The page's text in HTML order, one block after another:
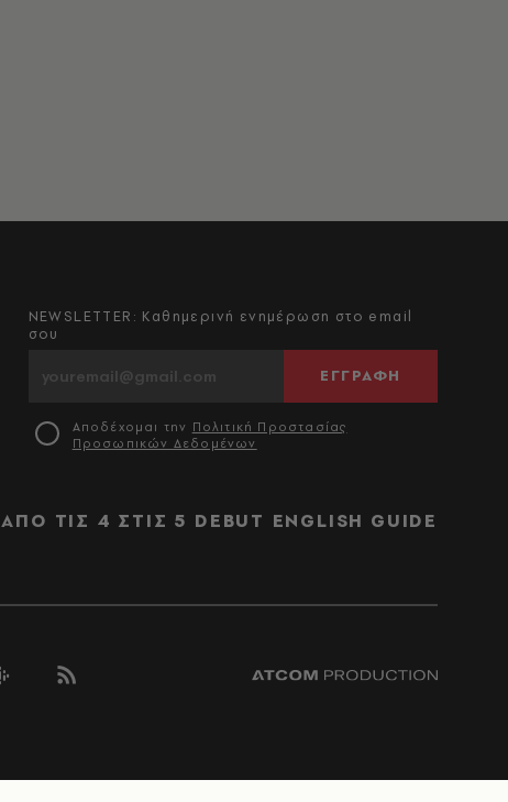
NEWSLETTER: Καθημερινή ενημέρωση στο email
σου
ΕΓΓΡΑΦΗ
Αποδέχομαι την Πολιτική Προστασίας
Προσωπικών Δεδομένων
ΑΠΟ ΤΙΣ 4 ΣΤΙΣ 5 DEBUT ENGLISH GUIDE